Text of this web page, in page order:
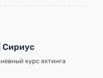
Сириус
курс яхтинга